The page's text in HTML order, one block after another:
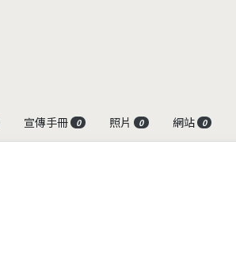
宣傳手冊 0 照片 0 網站 0